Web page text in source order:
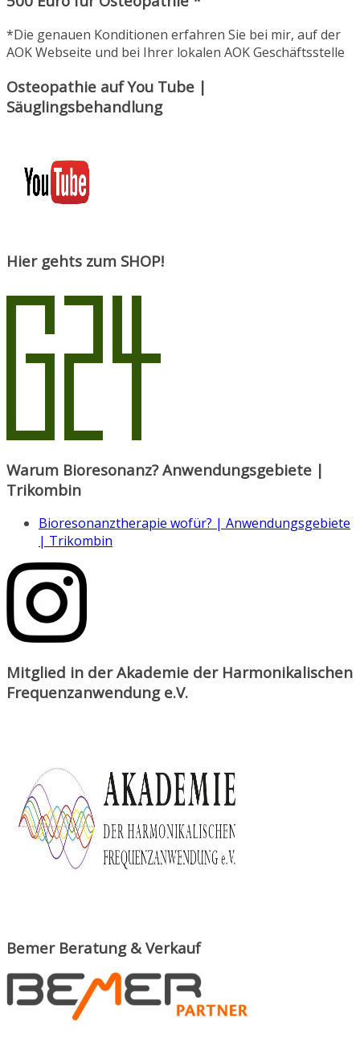
*Die genauen Konditionen erfahren Sie bei mir, auf der
AOK Webseite und bei Ihrer lokalen AOK Geschäftsstelle
Osteopathie auf You Tube |
Säuglingsbehandlung
Hier gehts zum SHOP!
Warum Bioresonanz? Anwendungsgebiete |
Trikombin
Bioresonanztherapie wofür? | Anwendungsgebiete
| Trikombin
Mitglied in der Akademie der Harmonikalischen
Frequenzanwendung e.V.
Bemer Beratung & Verkauf